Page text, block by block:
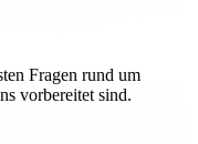
Fragen rund um
vorbereitet sind.